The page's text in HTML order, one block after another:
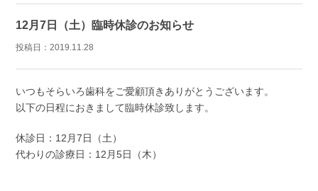
12月7日（土）臨時休診のお知らせ
投稿日： 2019.11.28
いつもそらいろ歯科をご愛顧頂きありがとうございます。
以下の日程におきまして臨時休診致します。
休診日：12月7日（土）
代わりの診療日：12月5日（木）